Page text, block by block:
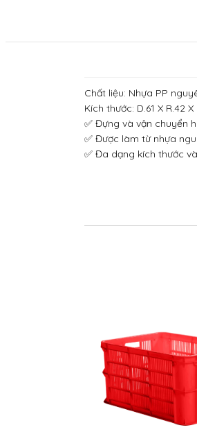
Chất liệu: Nhựa PP
Kích thước: D.61 X R.42 X
✅ Đựng và vận chuyển
✅ Được làm từ nhựa
✅ Đa dạng kích thước